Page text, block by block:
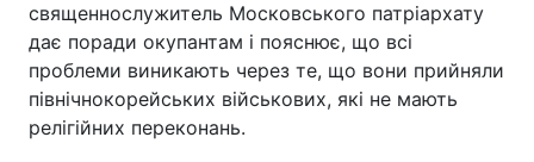
священнослужитель Московського патріархату
дає поради окупантам і пояснює, що всі
проблеми виникають через те, що вони прийняли
північнокорейських військових, які не мають
релігійних переконань.